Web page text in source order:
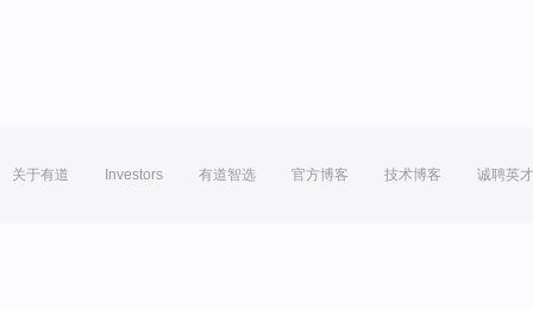
关于有道 Investors 有道智选 官方博客 技术博客 诚聘英才